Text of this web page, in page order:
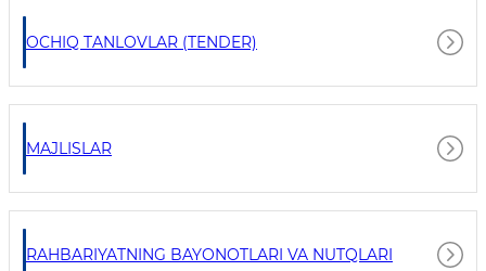
OCHIQ TANLOVLAR (TENDER)
MAJLISLAR
RAHBARIYATNING BAYONOTLARI VA NUTQLARI